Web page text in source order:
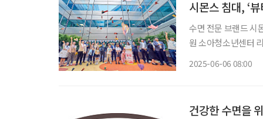
시몬스 침대, ‘
수면 전문 브랜드 시
원 소아청소년센터
2025-06-06 08:00
건강한 수면을